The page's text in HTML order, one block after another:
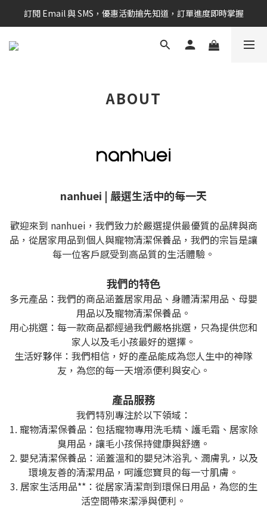
新會員享$100購物金 現在立即加入！
訂閱 Email 與 SMS，優惠活動搶先知道，訂單進度即時掌握
新會員享$100購物金 現在立即加入！
ABOUT
nanhuei | 嚴選生活中的每一天
歡迎來到 nanhuei，我們致力於嚴選提供最優質的品牌與商
品，從居家用品到個人與寵物清潔保養品，我們的宗旨是讓
每一位客戶感受到高品質的生活體驗。
我們的特色
多元產品：我們的商品涵蓋居家用品、身體清潔用品、母嬰
用品以及寵物清潔保養品。
用心挑選：每一款商品都經過我們嚴格挑選，只為提供您和
家人以及毛小孩最好的選擇。
生活好夥伴：我們相信，好的產品能成為您人生中的神隊
友，為您的每一天增添便利與安心。
產品服務
我們特別專注於以下領域：
1. 寵物清潔保養品：包括寵物專用洗毛精、護毛霜、居家除
臭用品，讓毛小孩保持健康與舒適。
2. 嬰兒清潔保養品：涵蓋溫和的嬰兒沐浴乳、潤膚乳，以及
環境友善的清潔用品，呵護您寶貝的每一寸肌膚。
3. 居家生活用品**：從居家清潔劑到環保日用品，為您的生
活空間帶來潔淨與便利。